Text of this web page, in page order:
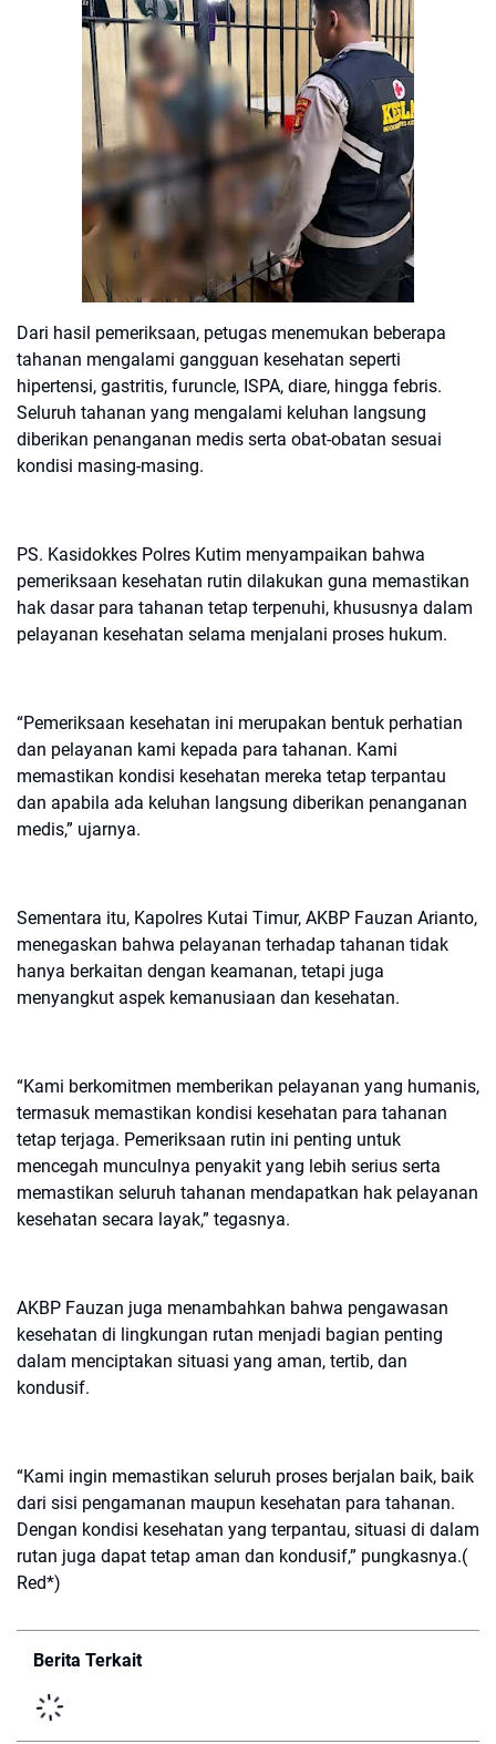
Dari hasil pemeriksaan, petugas menemukan beberapa
tahanan mengalami gangguan kesehatan seperti
hipertensi, gastritis, furuncle, ISPA, diare, hingga febris.
Seluruh tahanan yang mengalami keluhan langsung
diberikan penanganan medis serta obat-obatan sesuai
kondisi masing-masing.
PS. Kasidokkes Polres Kutim menyampaikan bahwa
pemeriksaan kesehatan rutin dilakukan guna memastikan
hak dasar para tahanan tetap terpenuhi, khususnya dalam
pelayanan kesehatan selama menjalani proses hukum.
“Pemeriksaan kesehatan ini merupakan bentuk perhatian
dan pelayanan kami kepada para tahanan. Kami
memastikan kondisi kesehatan mereka tetap terpantau
dan apabila ada keluhan langsung diberikan penanganan
medis,” ujarnya.
Sementara itu, Kapolres Kutai Timur, AKBP Fauzan Arianto,
menegaskan bahwa pelayanan terhadap tahanan tidak
hanya berkaitan dengan keamanan, tetapi juga
menyangkut aspek kemanusiaan dan kesehatan.
“Kami berkomitmen memberikan pelayanan yang humanis,
termasuk memastikan kondisi kesehatan para tahanan
tetap terjaga. Pemeriksaan rutin ini penting untuk
mencegah munculnya penyakit yang lebih serius serta
memastikan seluruh tahanan mendapatkan hak pelayanan
kesehatan secara layak,” tegasnya.
AKBP Fauzan juga menambahkan bahwa pengawasan
kesehatan di lingkungan rutan menjadi bagian penting
dalam menciptakan situasi yang aman, tertib, dan
kondusif.
“Kami ingin memastikan seluruh proses berjalan baik, baik
dari sisi pengamanan maupun kesehatan para tahanan.
Dengan kondisi kesehatan yang terpantau, situasi di dalam
rutan juga dapat tetap aman dan kondusif,” pungkasnya.(
Red*)
Berita Terkait